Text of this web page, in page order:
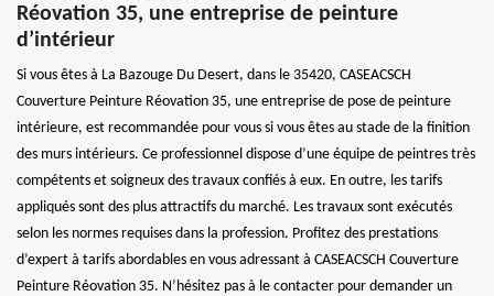
Réovation 35, une entreprise de peinture
d’intérieur
Si vous êtes à La Bazouge Du Desert, dans le 35420, CASEACSCH
Couverture Peinture Réovation 35, une entreprise de pose de peinture
intérieure, est recommandée pour vous si vous êtes au stade de la finition
des murs intérieurs. Ce professionnel dispose d’une équipe de peintres très
compétents et soigneux des travaux confiés à eux. En outre, les tarifs
appliqués sont des plus attractifs du marché. Les travaux sont exécutés
selon les normes requises dans la profession. Profitez des prestations
d’expert à tarifs abordables en vous adressant à CASEACSCH Couverture
Peinture Réovation 35. N’hésitez pas à le contacter pour demander un